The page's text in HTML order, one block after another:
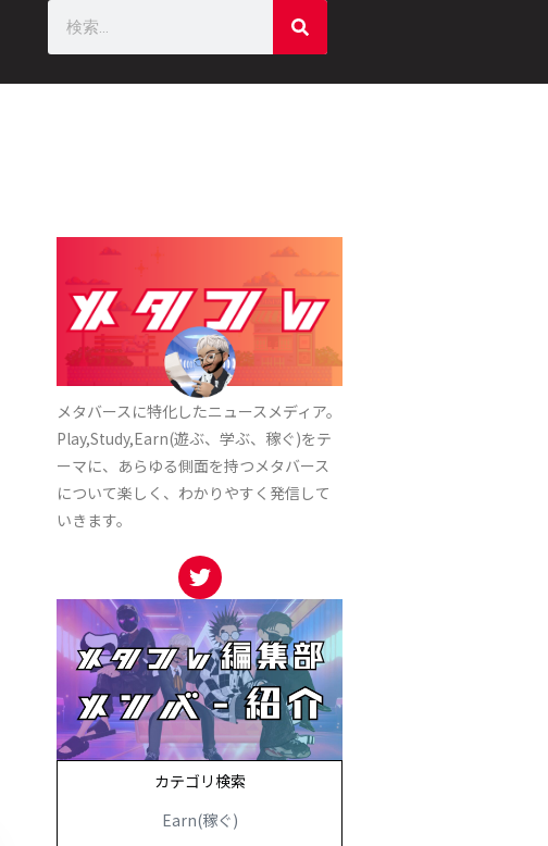
メタバースに特化したニュースメディア。
Play,Study,Earn(遊ぶ、学ぶ、稼ぐ)をテ
ーマに、あらゆる側面を持つメタバース
について楽しく、わかりやすく発信して
いきます。
Earn(稼ぐ)
カテゴリ検索